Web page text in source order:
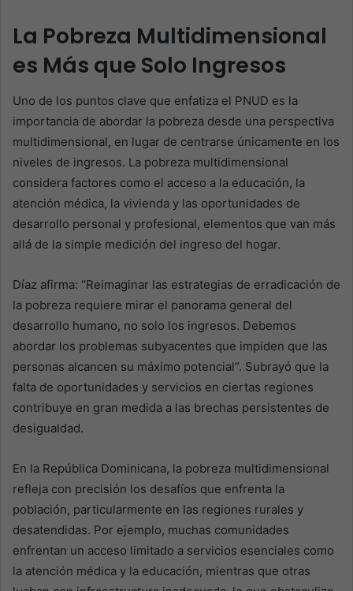
La Pobreza Multidimensional
es Más que Solo Ingresos
Uno de los puntos clave que enfatiza el PNUD es la
importancia de abordar la pobreza desde una perspectiva
multidimensional, en lugar de centrarse únicamente en los
niveles de ingresos. La pobreza multidimensional
considera factores como el acceso a la educación, la
atención médica, la vivienda y las oportunidades de
desarrollo personal y profesional, elementos que van más
allá de la simple medición del ingreso del hogar.
Díaz afirma: “Reimaginar las estrategias de erradicación de
la pobreza requiere mirar el panorama general del
desarrollo humano, no solo los ingresos. Debemos
abordar los problemas subyacentes que impiden que las
personas alcancen su máximo potencial”. Subrayó que la
falta de oportunidades y servicios en ciertas regiones
contribuye en gran medida a las brechas persistentes de
desigualdad.
En la República Dominicana, la pobreza multidimensional
refleja con precisión los desafíos que enfrenta la
población, particularmente en las regiones rurales y
desatendidas. Por ejemplo, muchas comunidades
enfrentan un acceso limitado a servicios esenciales como
la atención médica y la educación, mientras que otras